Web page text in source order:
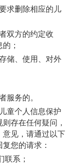
求删除相应的儿
双方的约定收
；
储、使用、对外
服务的。
童个人信息保护
存在任何疑问，
意见，请通过以下
您的请求：
联系；